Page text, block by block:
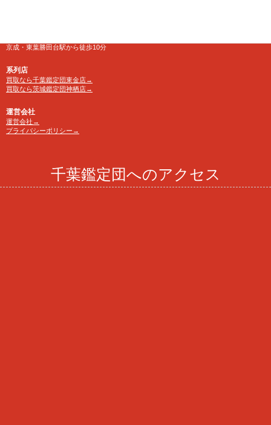
京成・東葉勝田台駅から徒歩10分
系列店
買取なら千葉鑑定団東金店→
買取なら茨城鑑定団神栖店→
運営会社
運営会社→
プライバシーポリシー→
千葉鑑定団へのアクセス